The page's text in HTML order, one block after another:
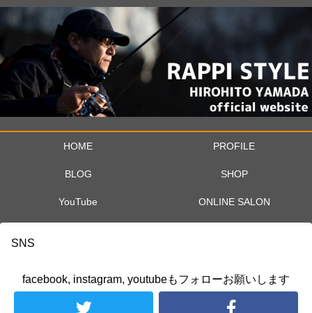
HOME PROFILE
BLOG SHOP
YouTube ONLINE SALON
SNS
facebook, instagram, youtubeもフォローお願いします